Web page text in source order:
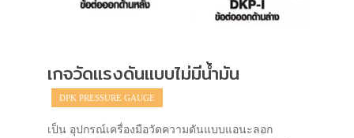
เกจวัดแรงดันแบบไม่มีน้ำมัน
DPK PRESSURE GAUGE
เป็น อุปกรณ์เครื่องมือวัดความดันแบบแอนะลอก